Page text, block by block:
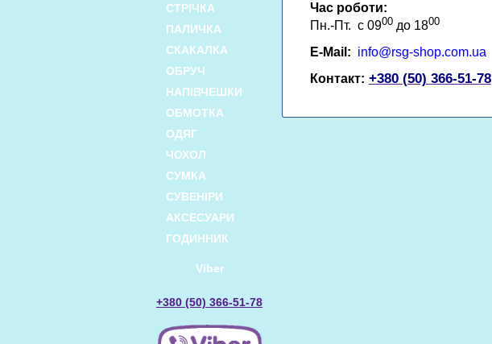
СТРІЧКА
ПАЛИЧКА
СКАКАЛКА
ОБРУЧ
НАПІВЧЕШКИ
ОБМОТКА
ОДЯГ
ЧОХОЛ
СУМКА
СУВЕНІРИ
АКСЕСУАРИ
ГОДИННИК
Viber
+380 (50) 366-51-78
Час роботи:
Пн.-Пт. с 0900до 1800
E-Mail: info@rsg-shop.com.ua
Контакт: +380 (50) 366-51-78